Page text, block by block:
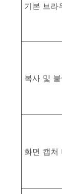
기본 브라
복사 및
화면 캡처